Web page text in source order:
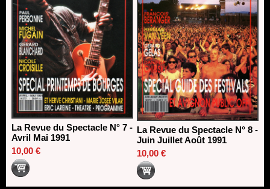
La Revue du Spectacle N° 7 -
Avril Mai 1991
10,00 €
La Revue du Spectacle N° 8 -
Juin Juillet Août 1991
10,00 €